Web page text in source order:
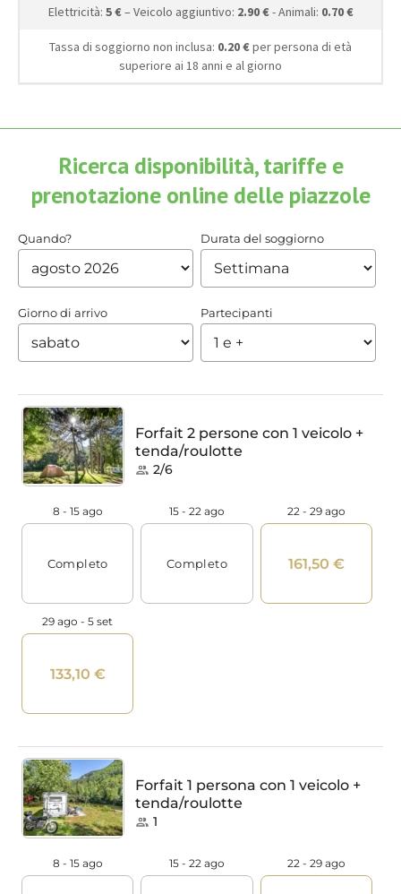
Elettricità: 5 €– Veicolo aggiuntivo: 2.90 €- Animali: 0.70 €
Tassa di soggiorno non inclusa: 0.20 €per persona di età
superiore ai 18 anni e al giorno
Ricerca disponibilità, tariffe e
prenotazione online delle piazzole